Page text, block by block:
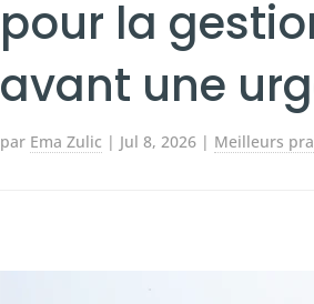
pour la
avant une
par Ema Zulic | Jul 8, 2026 | Meilleurs